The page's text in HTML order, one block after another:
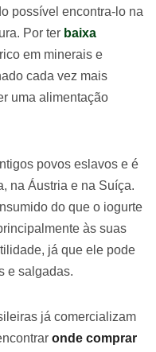
possível encontra-lo na
Por ter baixa
em minerais e
cada vez mais
uma alimentação
povos eslavos e é
na Áustria e na Suíça.
do que o iogurte
às suas
já que ele pode
e salgadas.
já comercializam
onde comprar